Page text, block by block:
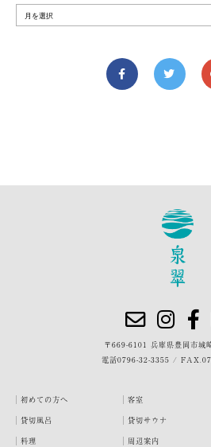
〒669-6101 兵庫県豊岡市城
電話0796-32-3355 /
初めての方へ 客室
貸切風呂
貸切サウナ
料理
周辺案内